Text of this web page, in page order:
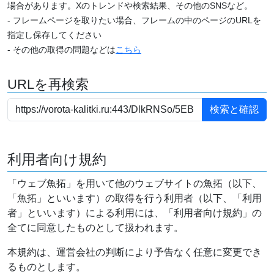
場合があります。Xのトレンドや検索結果、その他のSNSなど。
- フレームページを取りたい場合、フレームの中のページのURLを
指定し保存してください
- その他の取得の問題などはこちら
URLを再検索
利用者向け規約
「ウェブ魚拓」を用いて他のウェブサイトの魚拓（以下、
「魚拓」といいます）の取得を行う利用者（以下、「利用
者」といいます）による利用には、「利用者向け規約」の
全てに同意したものとして扱われます。
本規約は、運営会社の判断により予告なく任意に変更でき
るものとします。